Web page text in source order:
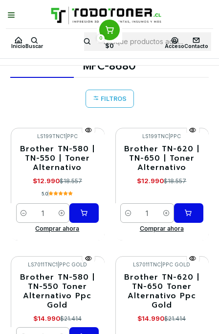
Inicio Buscar
0
$0 AccesoContacto
Puedes Elegir: Comprar enTienda· Despachoa Todo Chile · Retiro en
Tienda en24 Horas
Inicio Toner y tambor Toner Alternativo BROTHER
Equipos BROTHER
MFC-8680
FILTROS
-30%
LS199TNC1 PPC
Brother TN-580 |
TN-550 | Toner
Alternativo
$12.990$18.557
5.0
Cantidad
Comprar ahora
-30%
LS199TNC PPC
Brother TN-620 |
TN-650 | Toner
Alternativo
$12.990$18.557
Cantidad
Comprar ahora
-30%
LS7011TNC1 PPC GOLD
Brother TN-580 |
TN-550 Toner
Alternativo Ppc
Gold
$14.990$21.414
-30%
Agotado
LS7011TNC PPC GOLD
Brother TN-620 |
TN-650 Toner
Alternativo Ppc
Gold
$14.990$21.414